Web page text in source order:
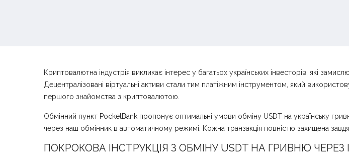
Криптовалютна індустрія викликає інтерес у багатьох українських інвесторів, які
Децентралізовані віртуальні активи стали тим платіжним інструментом, який
першого знайомства з криптовалютою.
Обмінний пункт PocketBank пропонує оптимальні умови обміну USDT на українську
через наш обмінник в автоматичному режимі. Кожна транзакція повністю захищена
ПОКРОКОВА ІНСТРУКЦІЯ З ОБМІНУ USDT НА ГРИВНЮ ЧЕРЕЗ